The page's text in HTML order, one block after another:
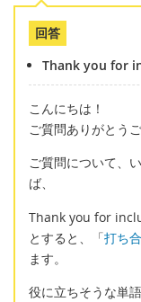
回答
Thank you for
こんにちは！
ご質問ありがとう
ご質問について、
ば、
Thank you for
とすると、「打ち
ます。
役に立ちそうな単